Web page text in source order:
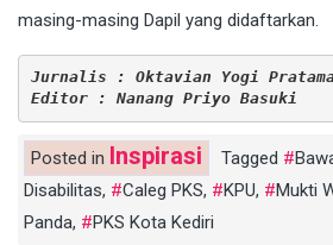
masing-masing Dapil yang didaftarkan.
Jurnalis : Oktavian Yogi
Editor : Nanang Priyo Basuki
Posted in Inspirasi Tagged
Disabilitas, Caleg PKS, KPU, Mukti
Panda, PKS Kota Kediri